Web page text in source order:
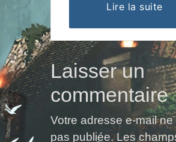
Lire la suite
Laisser un
commentaire
Votre adresse e-mail ne
pas publiée. Les